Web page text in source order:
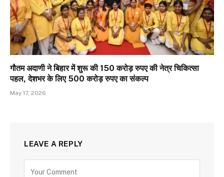
गौतम अदाणी ने बिहार में शुरू की 150 करोड़ रुपए की नेत्र चिकित्सा
पहल, देशभर के लिए 500 करोड़ रुपए का संकल्प
May 17, 2026
LEAVE A REPLY